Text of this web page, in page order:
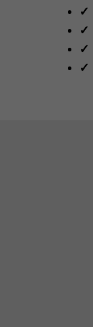
✓
✓
✓
✓